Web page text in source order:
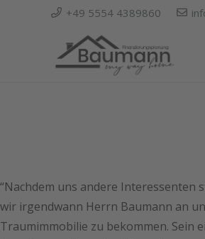
+49 5554 4389860
“Nachdem uns andere Interessenten
wir irgendwann Herrn Baumann an
Traumimmobilie zu bekommen. Sein